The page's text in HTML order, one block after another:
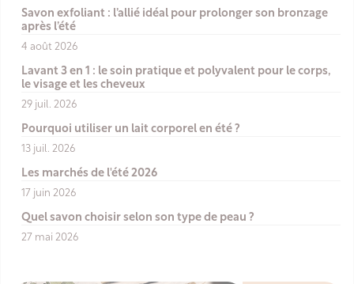
Savon exfoliant : l’allié idéal pour prolonger son bronzage
après l’été
4 août 2026
Lavant 3 en 1 : le soin pratique et polyvalent pour le corps,
le visage et les cheveux
29 juil. 2026
Pourquoi utiliser un lait corporel en été ?
13 juil. 2026
Les marchés de l'été 2026
17 juin 2026
Quel savon choisir selon son type de peau ?
27 mai 2026